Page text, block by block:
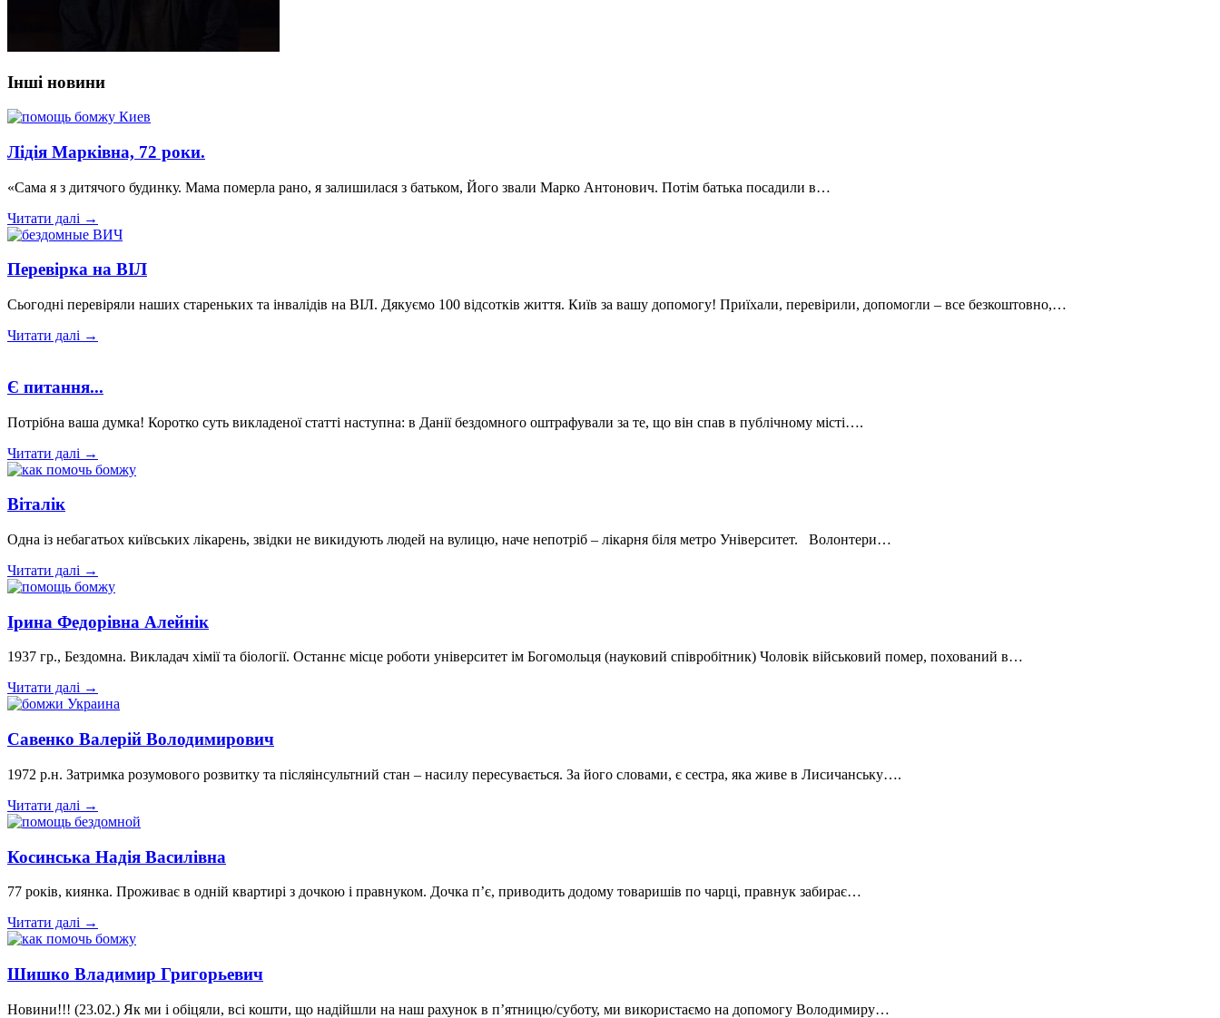
Інші новини
Лідія Марківна, 72 роки.
«Сама я з дитячого будинку. Мама померла рано, я залишилася з батьком, Його звали Марко Антонович. Потім батька посадили в…
Читати далі →
Перевірка на ВІЛ
Сьогодні перевіряли наших стареньких та інвалідів на ВІЛ. Дякуємо 100 відсотків життя. Київ за вашу допомогу! Приїхали, перевірили, допомогли – все безкоштовно,…
Читати далі →
Є питання...
Потрібна ваша думка! Коротко суть викладеної статті наступна: в Данії бездомного оштрафували за те, що він спав в публічному місті….
Читати далі →
Віталік
Одна із небагатьох київських лікарень, звідки не викидують людей на вулицю, наче непотріб – лікарня біля метро Університет. Волонтери…
Читати далі →
Ірина Федорівна Алейнік
1937 гр., Бездомна. Викладач хімії та біології. Останнє місце роботи університет ім Богомольця (науковий співробітник) Чоловік військовий помер, похований в…
Читати далі →
Савенко Валерій Володимирович
1972 р.н. Затримка розумового розвитку та післяінсультний стан – насилу пересувається. За його словами, є сестра, яка живе в Лисичанську….
Читати далі →
Косинська Надія Василівна
77 років, киянка. Проживає в одній квартирі з дочкою і правнуком. Дочка п’є, приводить додому товаришів по чарці, правнук забирає…
Читати далі →
Шишко Владимир Григорьевич
Новини!!! (23.02.) Як ми і обіцяли, всі кошти, що надійшли на наш рахунок в п’ятницю/суботу, ми використаємо на допомогу Володимиру…